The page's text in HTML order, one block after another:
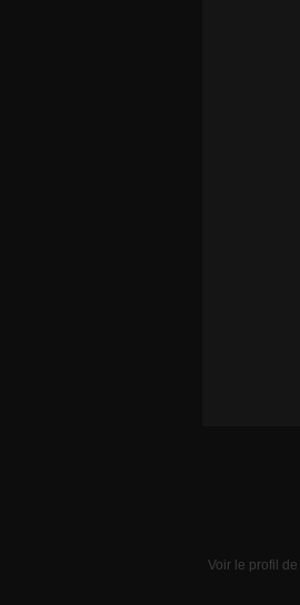
Voir le profil de